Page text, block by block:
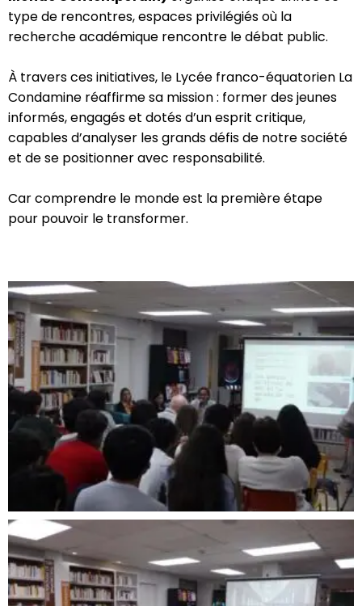
type de rencontres, espaces privilégiés où la
recherche académique rencontre le débat public.
À travers ces initiatives, le Lycée franco-équatorien La
Condamine réaffirme sa mission : former des jeunes
informés, engagés et dotés d’un esprit critique,
capables d’analyser les grands défis de notre société
et de se positionner avec responsabilité.
Car comprendre le monde est la première étape
pour pouvoir le transformer.